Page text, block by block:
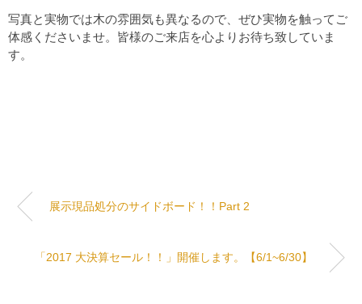
写真と実物では木の雰囲気も異なるので、ぜひ実物を触ってご
体感くださいませ。皆様のご来店を心よりお待ち致していま
す。
展示現品処分のサイドボード！！Part 2
「2017 大決算セール！！」開催します。【6/1~6/30】